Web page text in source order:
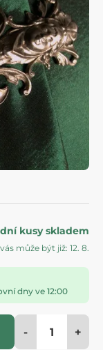
kusy skladem
může být již: 12. 8.
dny ve 12:00
- +